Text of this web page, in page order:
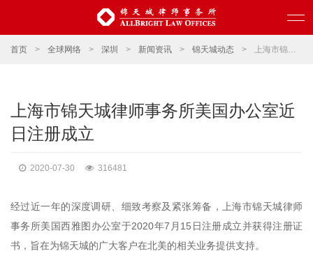
首页 > 全球网络 > 深圳 > 新闻资讯 > 锦天城动态 > 上海市锦天城律师事务所美国办公室近日注册成立
上海市锦天城律师事务所美国办公室近
日注册成立
2020-07-30 316481
经过近一年的深度调研、细致考察及紧张筹备，上海市锦天城律师
事务所美国西雅图办公室于2020年7月15日注册成立并获得注册证
书，旨在为锦天城的广大客户在北美的相关业务提供支持。